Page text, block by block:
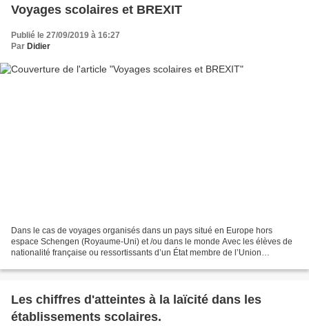
Voyages scolaires et BREXIT
Publié le 27/09/2019 à 16:27
Par Didier
Dans le cas de voyages organisés dans un pays situé en Europe hors
espace Schengen (Royaume-Uni) et /ou dans le monde Avec les élèves de
nationalité française ou ressortissants d’un État membre de l’Union
Les chiffres d'atteintes à la laïcité dans les
établissements scolaires.